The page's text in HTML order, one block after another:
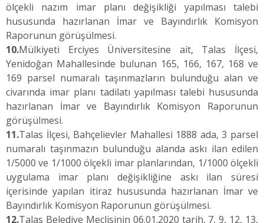
ölçekli nazım imar planı değişikliği yapılması talebi
hususunda hazırlanan İmar ve Bayındırlık Komisyon
Raporunun görüşülmesi.
10.Mülkiyeti Erciyes Üniversitesine ait, Talas İlçesi,
Yenidoğan Mahallesinde bulunan 165, 166, 167, 168 ve
169 parsel numaralı taşınmazların bulunduğu alan ve
civarında imar planı tadilatı yapılması talebi hususunda
hazırlanan İmar ve Bayındırlık Komisyon Raporunun
görüşülmesi.
11.Talas İlçesi, Bahçelievler Mahallesi 1888 ada, 3 parsel
numaralı taşınmazın bulunduğu alanda askı ilan edilen
1/5000 ve 1/1000 ölçekli imar planlarından, 1/1000 ölçekli
uygulama imar planı değişikliğine askı ilan süresi
içerisinde yapılan itiraz hususunda hazırlanan İmar ve
Bayındırlık Komisyon Raporunun görüşülmesi.
12.Talas Belediye Meclisinin 06.01.2020 tarih, 7, 9, 12, 13,